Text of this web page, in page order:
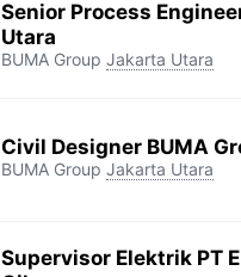
Senior Process
Utara
BUMA Group Jakarta Utara
Civil Designer BUMA
BUMA Group Jakarta Utara
Supervisor Elektrik PT